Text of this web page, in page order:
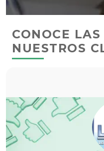
CONOCE
NUESTROS